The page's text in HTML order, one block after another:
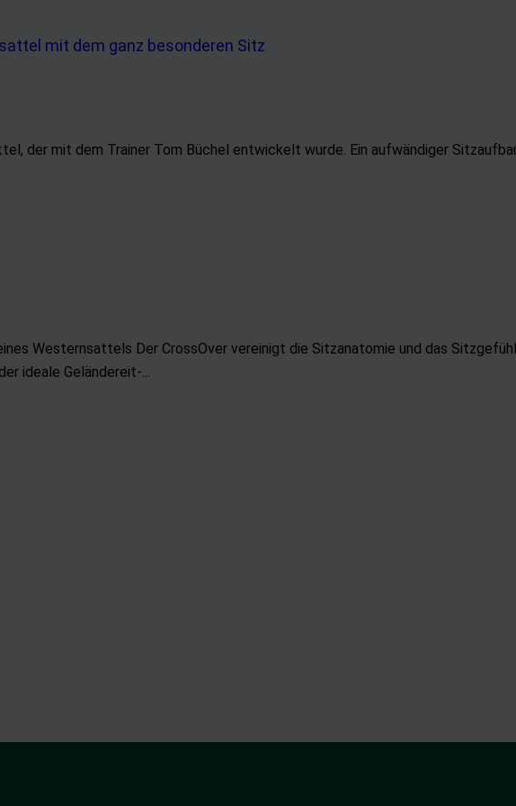
der mit dem Trainer Tom Büchel entwickelt wurde. Ein aufwändiger
Westernsattels Der CrossOver vereinigt die Sitzanatomie und das
ideale Geländereit-...